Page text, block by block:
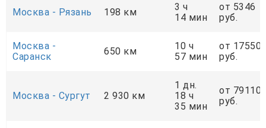
Москва - Рязань 198 км
3 ч
14 мин
от 5346
руб.
Москва -
Саранск
650 км
10 ч
57 мин
от 17550
руб.
Москва - Сургут 2 930 км
1 дн.
18 ч
35 мин
от 79110
руб.